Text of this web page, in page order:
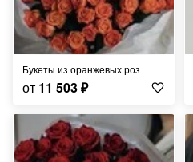
букеты из оранжевых роз
от 11 503₽